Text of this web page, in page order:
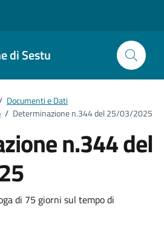
di Sestu
Documenti e Dati
/ Determinazione n.344 del 25/03/2025
n.344 del
di 75 giorni sul tempo di